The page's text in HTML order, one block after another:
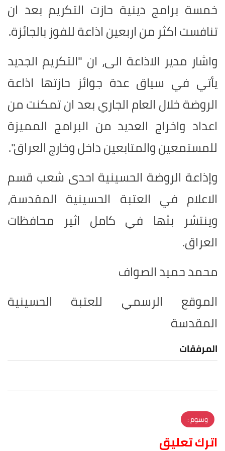
خمسة برامج دينية حازت التكريم بعد ان
تنافست اكثر من اربعين اذاعة للفوز بالجائزة.
واشار مدير الاذاعة الى، ان "التكريم الجديد
يأتي في سياق عدة جوائز حازتها اذاعة
الروضة خلال العام الجاري بعد ان تمكنت من
اعداد واخراج العديد من البرامج المميزة
للمستمعين والمتابعين داخل وخارج العراق".
وإذاعة الروضة الحسينية احدى شعب قسم
الاعلام في العتبة الحسينية المقدسة،
وينتشر بثها في كامل اثير محافظات
العراق.
محمد حميد الصواف
الموقع الرسمي للعتبة الحسينية
المقدسة
المرفقات
وسوم :
اترك تعليق